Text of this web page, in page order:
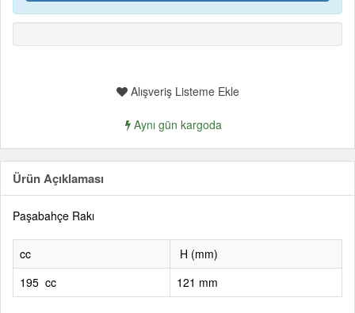
Alışveriş Listeme Ekle
Aynı gün kargoda
Ürün Açıklaması
Paşabahçe Rakı
cc
H (mm)
195 cc
121 mm